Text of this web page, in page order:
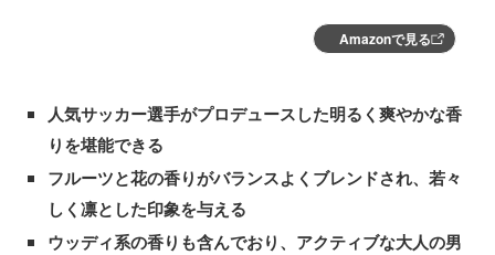
Amazonで見る
人気サッカー選手がプロデュースした明るく爽やかな香
りを堪能できる
フルーツと花の香りがバランスよくブレンドされ、若々
しく凛とした印象を与える
ウッディ系の香りも含んでおり、アクティブな大人の男